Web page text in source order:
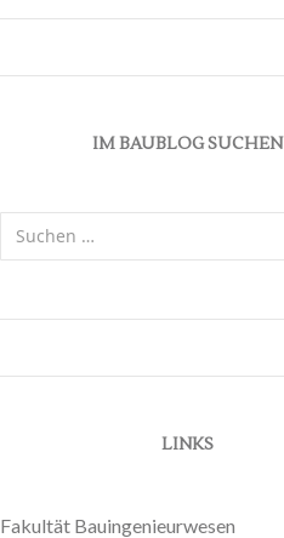
IM BAUBLOG SUCHEN
nach:
LINKS
Fakultät Bauingenieurwesen